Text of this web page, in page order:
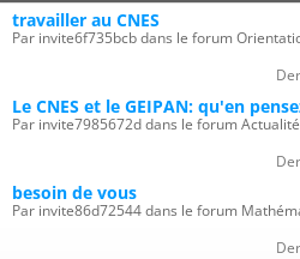
travailler au CNES
Par invite6f735bcb dans le forum
Le CNES et le GEIPAN: qu'en
Par invite7985672d dans le forum
besoin de vous
Par invite86d72544 dans le forum